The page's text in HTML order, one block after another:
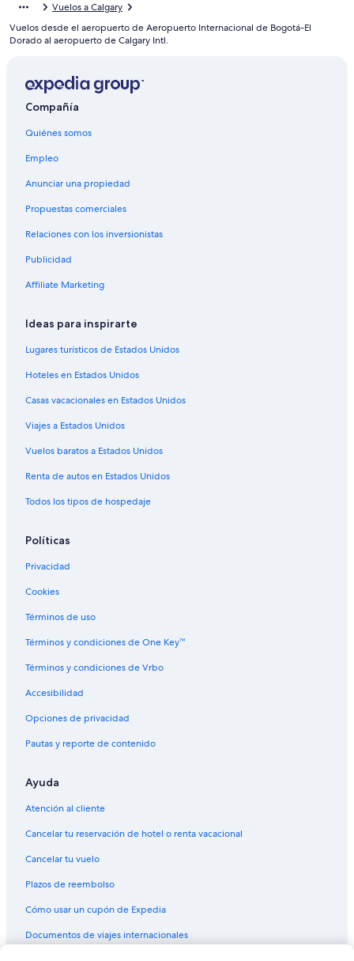
Apartamentos en Estación de tren ligero Bridgeland/ Memorial
Hoteles en Banff Trail
Hoteles en Capitol Hill
Cabañas en Calgary
Condominios en Calgary
Apartamentos en Calgary
Apart-Hoteles en Calgary
Hoteles con spa en Calgary
Hoteles de lujo en Calgary
Hoteles baratos en Calgary
Hoteles con traslado del/al aeropuerto en Calgary
Hoteles que aceptan mascotas en Calgary
Hoteles en Calgary
Moteles en Calgary
Residencias en Calgary
Vuelos a Calgary
Vuelos desde el aeropuerto de Aeropuerto Internacional de Bogotá-El
Dorado al aeropuerto de Calgary Intl.
Compañía
Quiénes somos
Empleo
Anunciar una propiedad
Propuestas comerciales
Relaciones con los inversionistas
Publicidad
Affiliate Marketing
Ideas para inspirarte
Lugares turísticos de Estados Unidos
Hoteles en Estados Unidos
Casas vacacionales en Estados Unidos
Viajes a Estados Unidos
Vuelos baratos a Estados Unidos
Renta de autos en Estados Unidos
Todos los tipos de hospedaje
Políticas
Privacidad
Cookies
Términos de uso
Términos y condiciones de One Key™
Términos y condiciones de Vrbo
Accesibilidad
Opciones de privacidad
Pautas y reporte de contenido
Ayuda
Atención al cliente
Cancelar tu reservación de hotel o renta vacacional
Cancelar tu vuelo
Plazos de reembolso
Cómo usar un cupón de Expedia
Documentos de viajes internacionales